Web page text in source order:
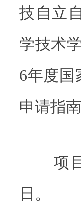
技自立
学技术
6年度国
申请指
项目
日。